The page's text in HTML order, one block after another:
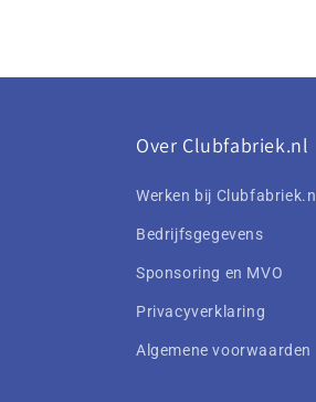
Over Clubfabriek.nl
Werken bij Clubfabriek.nl
Bedrijfsgegevens
Sponsoring en MVO
Privacyverklaring
Algemene voorwaarden